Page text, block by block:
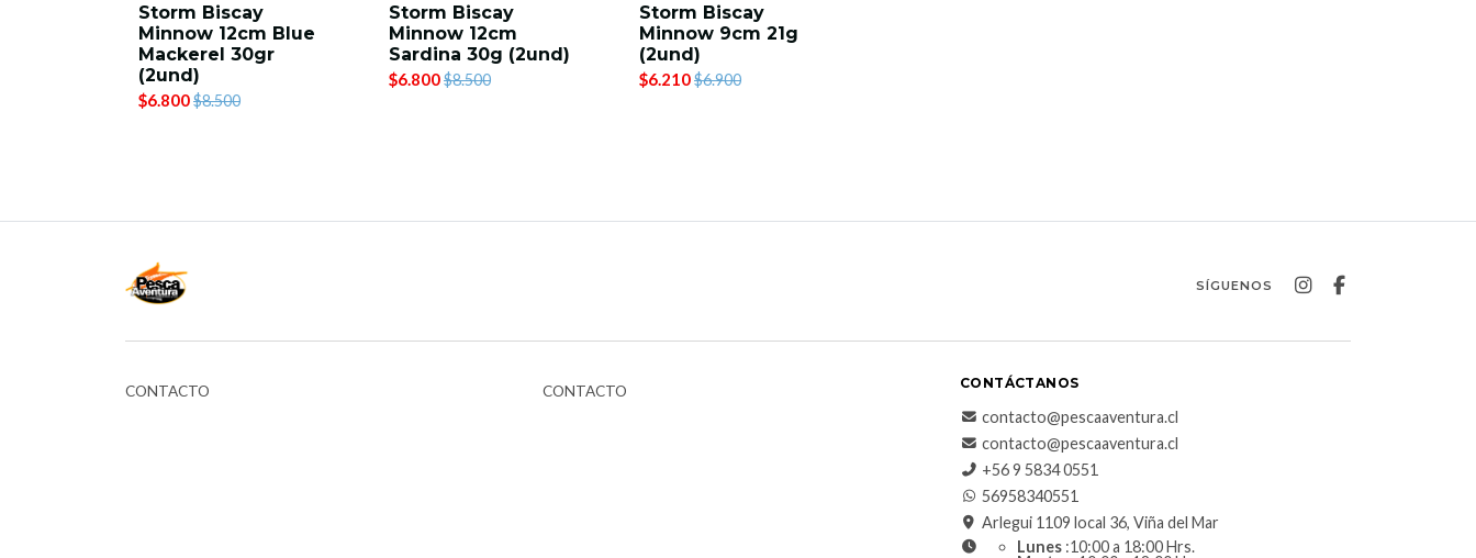
Storm Biscay
Minnow 12cm Blue
Mackerel 30gr
(2und)
$6.800$8.500
Storm Biscay
Minnow 12cm
Sardina 30g (2und)
$6.800$8.500
Storm Biscay
Minnow 9cm 21g
(2und)
$6.210$6.900
SÍGUENOS
CONTACTO CONTACTO CONTÁCTANOS
contacto@pescaaventura.cl
contacto@pescaaventura.cl
+56 9 5834 0551
56958340551
Arlegui 1109 local 36, Viña del Mar
Lunes :10:00 a 18:00 Hrs.